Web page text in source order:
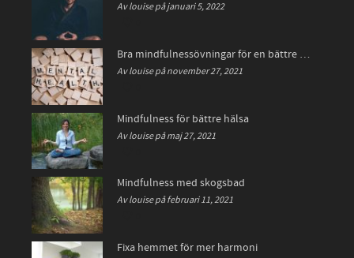
Av louise på januari 5, 2022
Bra mindfulnessövningar för en bättre hälsa
Av louise på november 27, 2021
Mindfulness för bättre hälsa
Av louise på maj 27, 2021
Mindfulness med skogsbad
Av louise på februari 11, 2021
Fixa hemmet för mer harmoni